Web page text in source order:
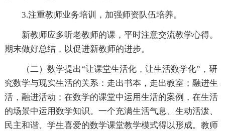
3.注重教师业务培训，加强师资队伍培养。
新教师应多听老教师的课，平时注意交流教学心得。
期末做好总结，以促进新教师的进步。
（二）数学提出“让课堂生活化，让生活数学化”，研
究数学与现实生活的关系：走出书本，走出教室；融进生
活，融进活动；在数学的课堂中运用生活的案例，在生活
的场景中运用数学知识。一个充满生活气息、生动活泼、
民主和谐、学生喜爱的数学课堂教学模式得以形成。教师